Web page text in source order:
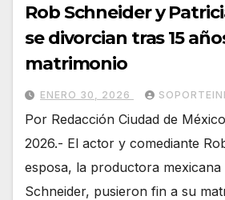
Rob Schneider y
se divorcian tras 15
matrimonio
ENERO 30, 2026
Por Redacción Ciudad de
2026.- El actor y comediante
esposa, la productora
Schneider, pusieron fin a su